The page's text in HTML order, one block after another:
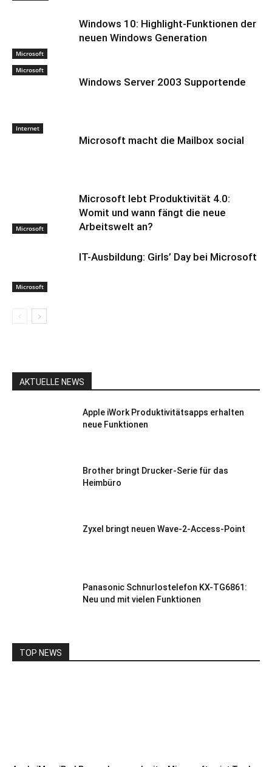
Microsoft
Windows 10: Highlight-Funktionen der
neuen Windows Generation
Microsoft
Windows Server 2003 Supportende
Internet
Microsoft macht die Mailbox social
Microsoft
Microsoft lebt Produktivität 4.0:
Womit und wann fängt die neue
Arbeitswelt an?
Microsoft
IT-Ausbildung: Girls’ Day bei Microsoft
AKTUELLE NEWS
Apple iWork Produktivitätsapps erhalten
neue Funktionen
Brother bringt Drucker-Serie für das
Heimbüro
Zyxel bringt neuen Wave-2-Access-Point
Panasonic Schnurlostelefon KX-TG6861:
Neu und mit vielen Funktionen
TOP NEWS